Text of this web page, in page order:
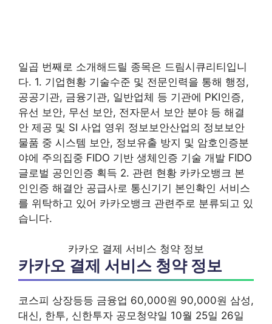
일곱 번째로 소개해드릴 종목은 드림시큐리티입니
다. 1. 기업현황 기술수준 및 전문인력을 통해 행정,
공공기관, 금융기관, 일반업체 등 기관에 PKI인증,
유선 보안, 무선 보안, 전자문서 보안 분야 등 해결
안 제공 및 SI 사업 영위 정보보안산업의 정보보안
물품 중 시스템 보안, 정보유출 방지 및 암호인증분
야에 주의집중 FIDO 기반 생체인증 기술 개발 FIDO
글로벌 공인인증 획득 2. 관련 현황 카카오뱅크 본
인인증 해결안 공급사로 통신기기 본인확인 서비스
를 위탁하고 있어 카카오뱅크 관련주로 분류되고 있
습니다.
카카오 결제 서비스 청약 정보
카카오 결제 서비스 청약 정보
코스피 상장등등 금융업 60,000원 90,000원 삼성,
대신, 한투, 신한투자 공모청약일 10월 25일 26일